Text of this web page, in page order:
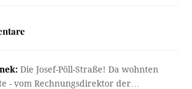
Die Josef-Pöll-Straße! Da wohnten
- vom Rechnungsdirektor der…